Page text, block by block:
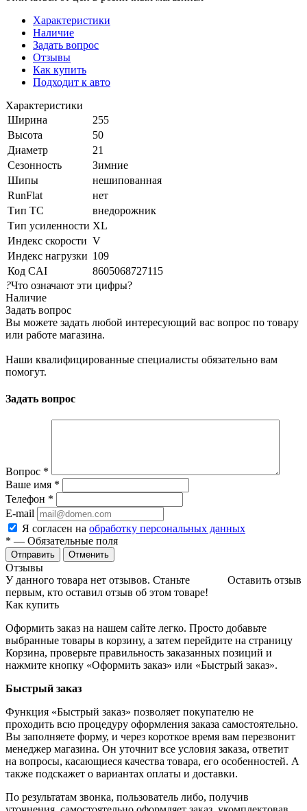
Характеристики
Наличие
Задать вопрос
Отзывы
Как купить
Подходит к авто
Характеристики
Ширина
255
Высота
50
Диаметр
21
Сезонность
Зимние
Шипы
нешипованная
RunFlat
нет
Тип ТС
внедорожник
Тип усиленности XL
Индекс скорости V
Индекс нагрузки 109
Код CAI
8605068727115
?Что означают эти цифры?
Наличие
Задать вопрос
Вы можете задать любой интересующий вас вопрос по товару
или работе магазина.
Наши квалифицированные специалисты обязательно вам
помогут.
Задать вопрос
Вопрос *
Ваше имя *
Телефон *
E-mail
Я согласен на обработку персональных данных
* — Обязательные поля
Отменить
Отзывы
Оставить отзыв
У данного товара нет отзывов. Станьте
первым, кто оставил отзыв об этом товаре!
Как купить
Оформить заказ на нашем сайте легко. Просто добавьте
выбранные товары в корзину, а затем перейдите на страницу
Корзина, проверьте правильность заказанных позиций и
нажмите кнопку «Оформить заказ» или «Быстрый заказ».
Быстрый заказ
Функция «Быстрый заказ» позволяет покупателю не
проходить всю процедуру оформления заказа самостоятельно.
Вы заполняете форму, и через короткое время вам перезвонит
менеджер магазина. Он уточнит все условия заказа, ответит
на вопросы, касающиеся качества товара, его особенностей. А
также подскажет о вариантах оплаты и доставки.
По результатам звонка, пользователь либо, получив